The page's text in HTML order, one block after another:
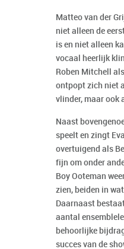
Matteo van der
niet alleen de
is en niet alleen
vocaal heerlijk
Roben Mitchell
ontpopt zich niet
vlinder, maar ook
Naast
speelt en zingt
overtuigend als
fijn om onder
Boy Ooteman
zien, beiden in
Daarnaast
aantal
behoorlijke
succes van de